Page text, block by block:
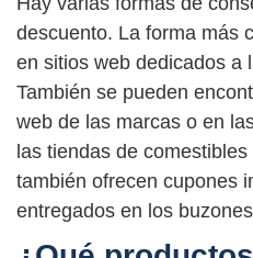
descuento. La forma más
en sitios web dedicados a
También se pueden
web de las marcas o en
las tiendas de
también ofrecen cupones
entregados en los